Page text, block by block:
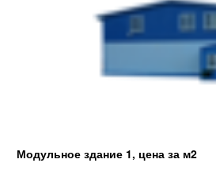
Модульное здание 1, цена за м2